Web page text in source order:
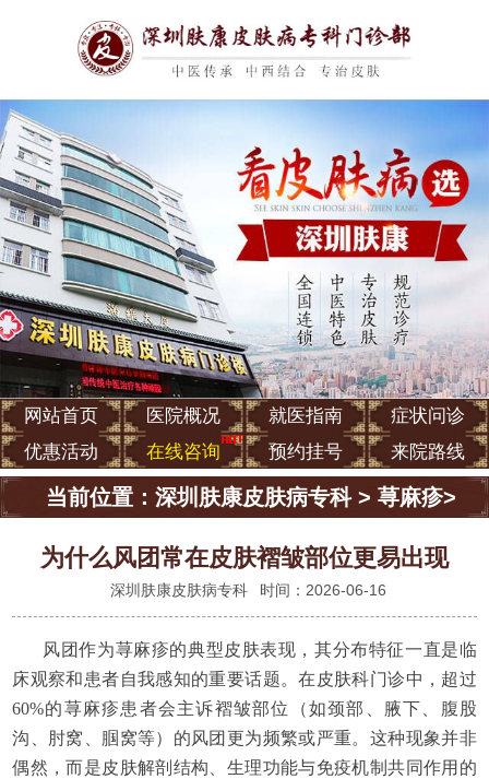
网站首页 医院概况 就医指南
症状问诊
优惠活动
在线咨询 预约挂号 来院路线
当前位置： 深圳肤康皮肤病专科> 荨麻疹>
为什么风团常在皮肤褶皱部位更易出现
深圳肤康皮肤病专科 时间：2026-06-16
风团作为荨麻疹的典型皮肤表现，其分布特征一直是临
床观察和患者自我感知的重要话题。在皮肤科门诊中，超过
60%的荨麻疹患者会主诉褶皱部位（如颈部、腋下、腹股
沟、肘窝、腘窝等）的风团更为频繁或严重。这种现象并非
偶然，而是皮肤解剖结构、生理功能与免疫机制共同作用的